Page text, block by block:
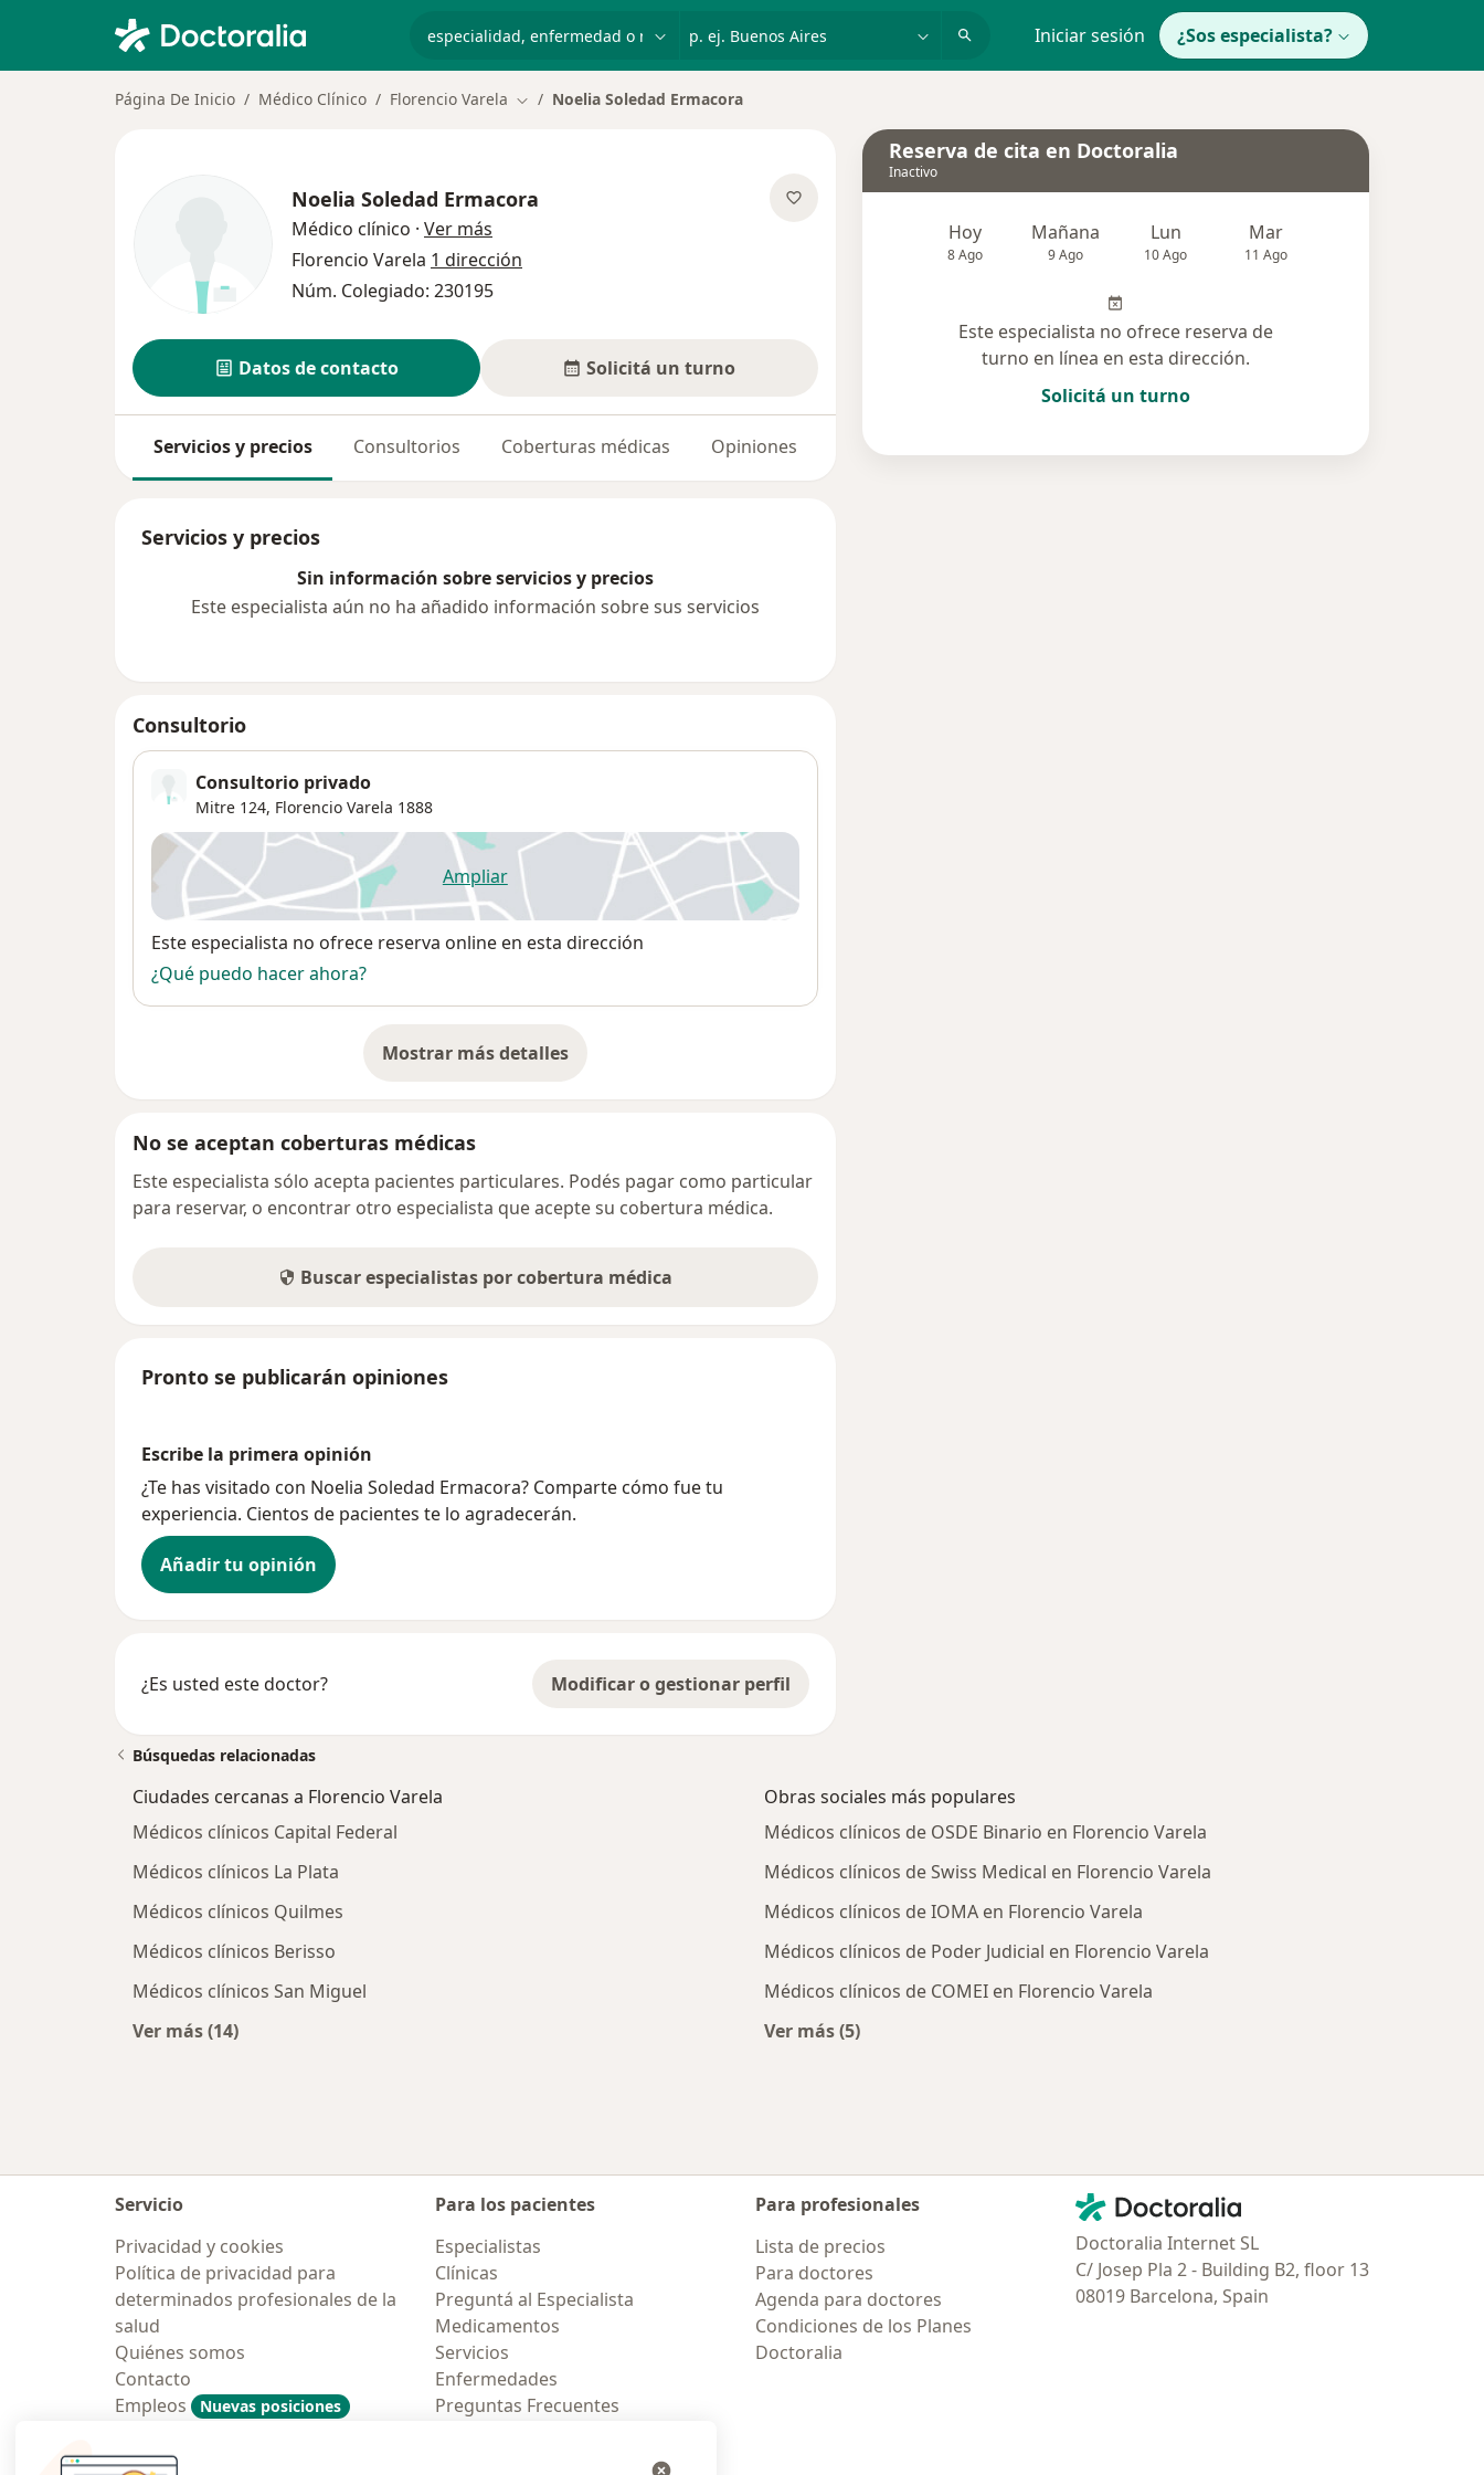
Iniciar sesión ¿Sos especialista?
Página De Inicio Médico Clínico Florencio Varela Cambiar de ciudad
Noelia Soledad Ermacora
Noelia Soledad Ermacora
Médico clínico · Ver más
Florencio Varela 1 dirección
Núm. Colegiado: 230195
Datos de contacto Solicitá un turno
Servicios y precios Consultorios Coberturas médicas Opiniones
Servicios y precios
Sin información sobre servicios y precios
Este especialista aún no ha añadido información sobre sus servicios
Consultorio
Consultorio privado
Mitre 124, Florencio Varela 1888
Ampliarse abre en una nueva pestaña
Disponibilidad
Este especialista no ofrece reserva online en esta dirección
¿Qué puedo hacer ahora?
Mostrar más detalles
sobre la dirección
No se aceptan coberturas médicas
Este especialista sólo acepta pacientes particulares. Podés pagar como particular
para reservar, o encontrar otro especialista que acepte su cobertura médica.
Buscar especialistas por cobertura médica
Pronto se publicarán opiniones
Escribe la primera opinión
¿Te has visitado con Noelia Soledad Ermacora? Comparte cómo fue tu
experiencia. Cientos de pacientes te lo agradecerán.
Añadir tu opinión
¿Es usted este doctor? Modificar o gestionar perfil
Reserva de cita en Doctoralia
Inactivo
Hoy
8 Ago
Mañana
9 Ago
Lun
10 Ago
Mar
11 Ago
Este especialista no ofrece reserva de
turno en línea en esta dirección.
Solicitá un turno
Búsquedas relacionadas
Ciudades cercanas a Florencio Varela
Médicos clínicos Capital Federal
Médicos clínicos La Plata
Médicos clínicos Quilmes
Médicos clínicos Berisso
Médicos clínicos San Miguel
Ver más (14)
Obras sociales más populares
Médicos clínicos de OSDE Binario en Florencio Varela
Médicos clínicos de Swiss Medical en Florencio Varela
Médicos clínicos de IOMA en Florencio Varela
Médicos clínicos de Poder Judicial en Florencio Varela
Médicos clínicos de COMEI en Florencio Varela
Ver más (5)
Servicio
Privacidad y cookies
Política de privacidad para
determinados profesionales de la
salud
Quiénes somos
Contacto
Empleos
Nuevas posiciones
Contratación
Para los pacientes
Especialistas
Clínicas
Preguntá al Especialista
Medicamentos
Servicios
Enfermedades
Preguntas Frecuentes
Para profesionales
Lista de precios
Para doctores
Agenda para doctores
Condiciones de los Planes
Doctoralia
Contacto
Doctoralia - Página de inicio
Doctoralia Internet SL
C/ Josep Pla 2 - Building B2, floor 13
08019 Barcelona, Spain